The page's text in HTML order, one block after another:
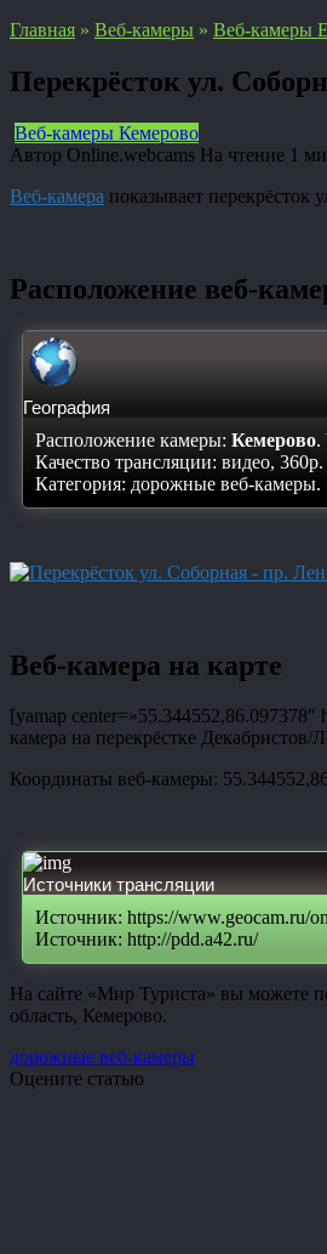
Главная » Веб-камеры » Веб-камеры
Перекрёсток ул.
Веб-камеры Кемерово
Автор Online.webcams На чтение 1
Веб-камера показывает
Расположение веб-
География
Расположение камеры: Кемерово.
Качество трансляции: видео, 360p.
Категория: дорожные веб-камеры.
Веб-камера на карте
[yamap
камера на перекрёстке
Координаты веб-камеры:
Источники трансляции
Источник: https://www.geocam.ru/
Источник: http://pdd.a42.ru/
На сайте «Мир Туриста» вы можете
область, Кемерово.
дорожные веб-камеры
Оцените статью